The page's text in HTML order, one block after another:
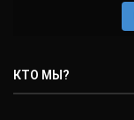
КТО МЫ?